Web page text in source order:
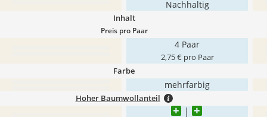
Nachhaltig
Inhalt
Preis pro Paar
4 Paar
2,75 € pro Paar
Farbe
mehrfarbig
Hoher Baumwollanteil